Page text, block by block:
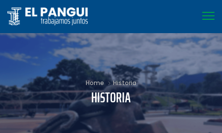
Home Historia
HISTORIA